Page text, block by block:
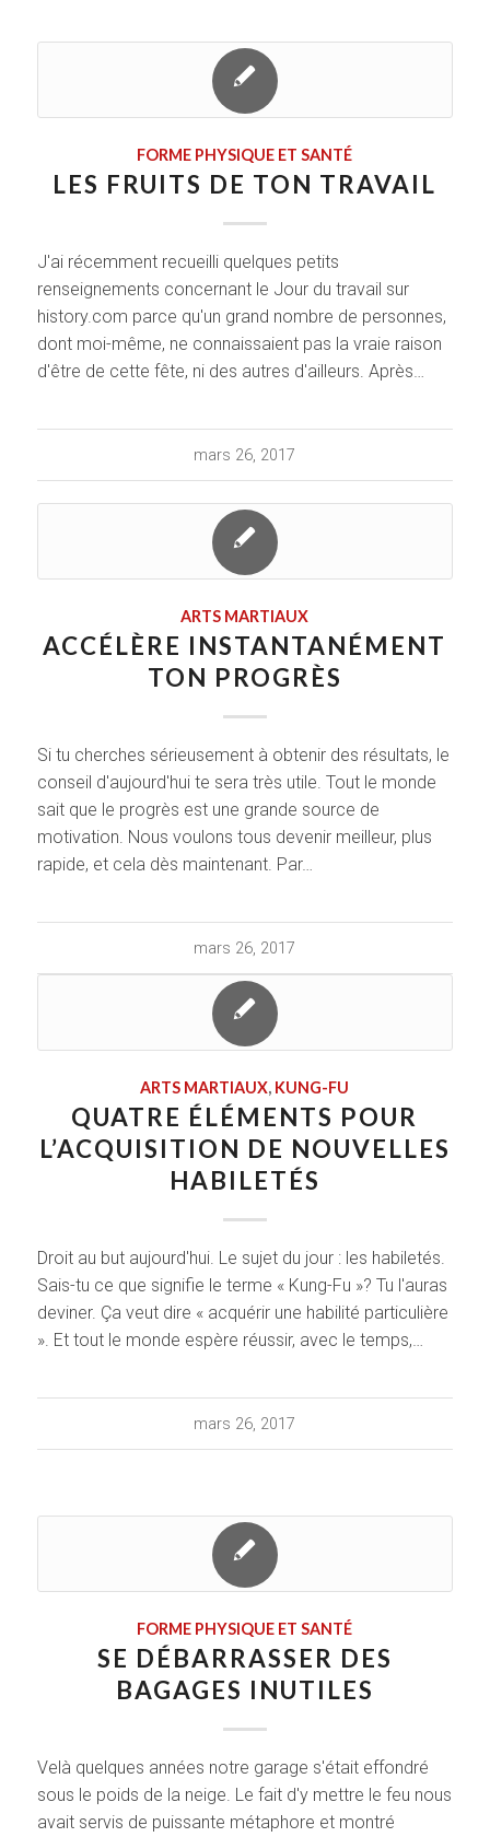
FORME PHYSIQUE ET SANTÉ
LES FRUITS DE TON TRAVAIL
J'ai récemment recueilli quelques petits
renseignements concernant le Jour du travail sur
history.com parce qu'un grand nombre de personnes,
dont moi-même, ne connaissaient pas la vraie raison
d'être de cette fête, ni des autres d'ailleurs. Après…
mars 26, 2017
ARTS MARTIAUX
ACCÉLÈRE INSTANTANÉMENT
TON PROGRÈS
Si tu cherches sérieusement à obtenir des résultats, le
conseil d'aujourd'hui te sera très utile. Tout le monde
sait que le progrès est une grande source de
motivation. Nous voulons tous devenir meilleur, plus
rapide, et cela dès maintenant. Par…
mars 26, 2017
ARTS MARTIAUX, KUNG-FU
QUATRE ÉLÉMENTS POUR
L’ACQUISITION DE NOUVELLES
HABILETÉS
Droit au but aujourd'hui. Le sujet du jour : les habiletés.
Sais-tu ce que signifie le terme « Kung-Fu »? Tu l'auras
deviner. Ça veut dire « acquérir une habilité particulière
». Et tout le monde espère réussir, avec le temps,…
mars 26, 2017
FORME PHYSIQUE ET SANTÉ
SE DÉBARRASSER DES
BAGAGES INUTILES
Velà quelques années notre garage s'était effondré
sous le poids de la neige. Le fait d'y mettre le feu nous
avait servis de puissante métaphore et montré